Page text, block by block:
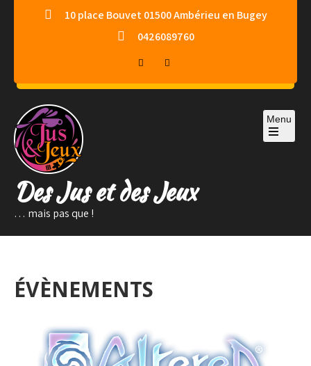
10 place Bouvet 01500 Ambérieu en Bugey
0426089760
Des Jus et des Jeux
… mais pas que !
Menu
ÉVÈNEMENTS